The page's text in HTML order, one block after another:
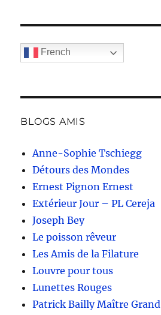
French
BLOGS AMIS
Anne-Sophie Tschiegg
Détours des Mondes
Ernest Pignon Ernest
Extérieur Jour – PL Cereja
Joseph Bey
Le poisson rêveur
Les Amis de la Filature
Louvre pour tous
Lunettes Rouges
Patrick Bailly Maître Grand